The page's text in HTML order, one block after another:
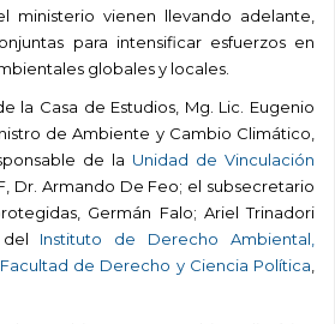
ministerio vienen llevando adelante,
para intensificar esfuerzos en
globales y locales.
la Casa de Estudios, Mg. Lic. Eugenio
de Ambiente y Cambio Climático,
de la Unidad de Vinculación
Dr. Armando De Feo; el subsecretario
Germán Falo; Ariel Trinadori
del Instituto de Derecho Ambiental,
de Derecho y Ciencia Política